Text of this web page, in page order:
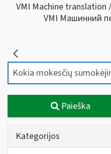
VMI Machine
VMI Машинний
Paieška
Kategorijos